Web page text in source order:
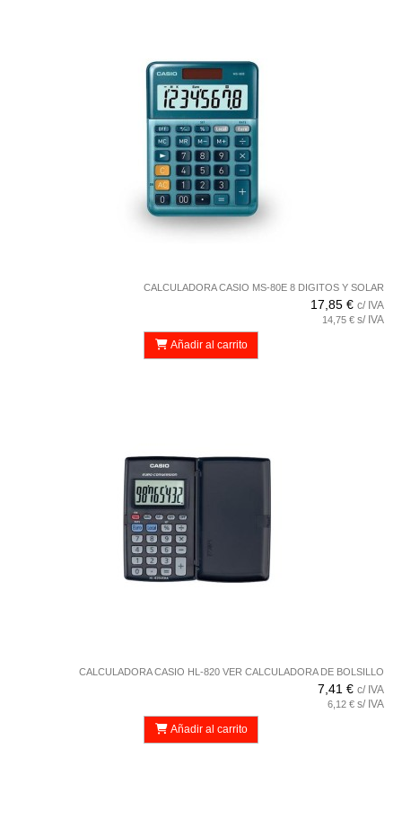
CALCULADORA CASIO MS-80E 8 DIGITOS Y SOLAR
17,85 € c/ IVA
14,75 € s/ IVA
Añadir al carrito
CALCULADORA CASIO HL-820 VER CALCULADORA DE BOLSILLO
7,41 € c/ IVA
6,12 € s/ IVA
Añadir al carrito